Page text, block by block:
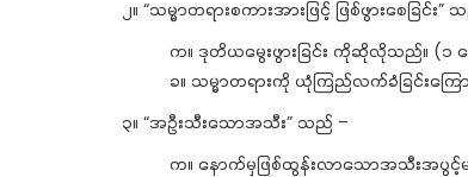
၂။ “သမ္မာတရားစကားအားဖြင့် ဖြစ်ဖွားစေခြင်း”
က။ ဒုတိယမွေးဖွားခြင်း ကိုဆိုလိုသည်။ (၁ ပ
ခ။ သမ္မာတရားကို ယုံကြည်လက်ခံခြင်းက
၃။ “အဦးသီးသောအသီး” သည် –
က။ နောက်မှဖြစ်ထွန်းလာသောအသီးအပွ